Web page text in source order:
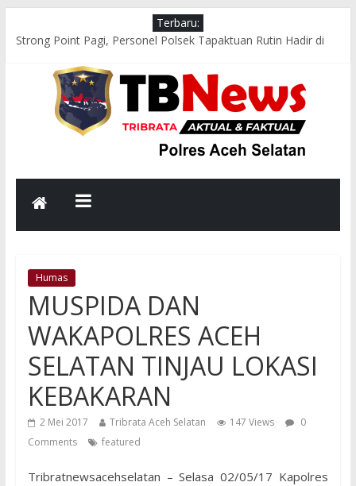
Terbaru:
Strong Point Pagi, Personel Polsek Tapaktuan Rutin Hadir di
Respons Cepat Polsek Sawang Bersama TNI, Damkar, dan
PLN Evakuasi Pohon Tumbang, Jalur Nasional Kembali Lancar
Aksi Cepat Polres Aceh Selatan Evakuasi Pohon Tumbang,
Jalur Nasional Tapaktuan–Medan Kembali Lancar
Bhabinkamtibmas Polsek Kluet Selatan Sambangi Warga,
Melalui Binrohtal Virtual, Polres Aceh Selatan Perkokoh
Keimanan dan Integritas Personel
Humas
MUSPIDA DAN
WAKAPOLRES ACEH
SELATAN TINJAU LOKASI
KEBAKARAN
2 Mei 2017 Tribrata Aceh Selatan 147 Views
0
Comments
featured
Tribratnewsacehselatan – Selasa 02/05/17 Kapolres